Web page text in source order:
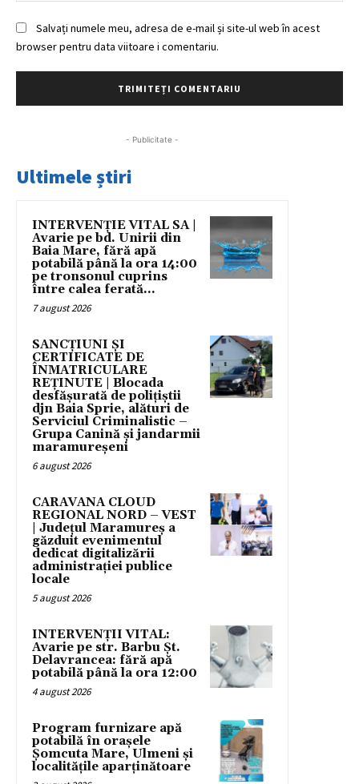
Salvați numele meu, adresa de e-mail și site-ul web în acest
browser pentru data viitoare i comentariu.
- Publicitate -
Ultimele știri
INTERVENȚIE VITAL SA |
Avarie pe bd. Unirii din
Baia Mare, fără apă
potabilă până la ora 14:00
pe tronsonul cuprins
între calea ferată...
7 august 2026
SANCȚIUNI ȘI
CERTIFICATE DE
ÎNMATRICULARE
REȚINUTE | Blocada
desfășurată de polițiștii
djn Baia Sprie, alături de
Serviciul Criminalistic –
Grupa Canină și jandarmii
maramureșeni
6 august 2026
CARAVANA CLOUD
REGIONAL NORD – VEST
| Județul Maramureș a
găzduit evenimentul
dedicat digitalizării
administrației publice
locale
5 august 2026
INTERVENȚII VITAL:
Avarie pe str. Barbu Șt.
Delavrancea: fără apă
potabilă până la ora 12:00
4 august 2026
Program furnizare apă
potabilă în orașele
Șomcuta Mare, Ulmeni și
localitățile aparținătoare